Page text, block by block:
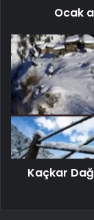
Ocak
Kaçkar